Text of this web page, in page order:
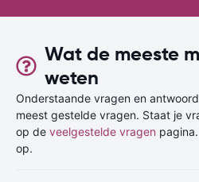
Wat de meeste
weten
Onderstaande vragen en
meest gestelde vragen. Staat je
op de veelgestelde vragen
op.